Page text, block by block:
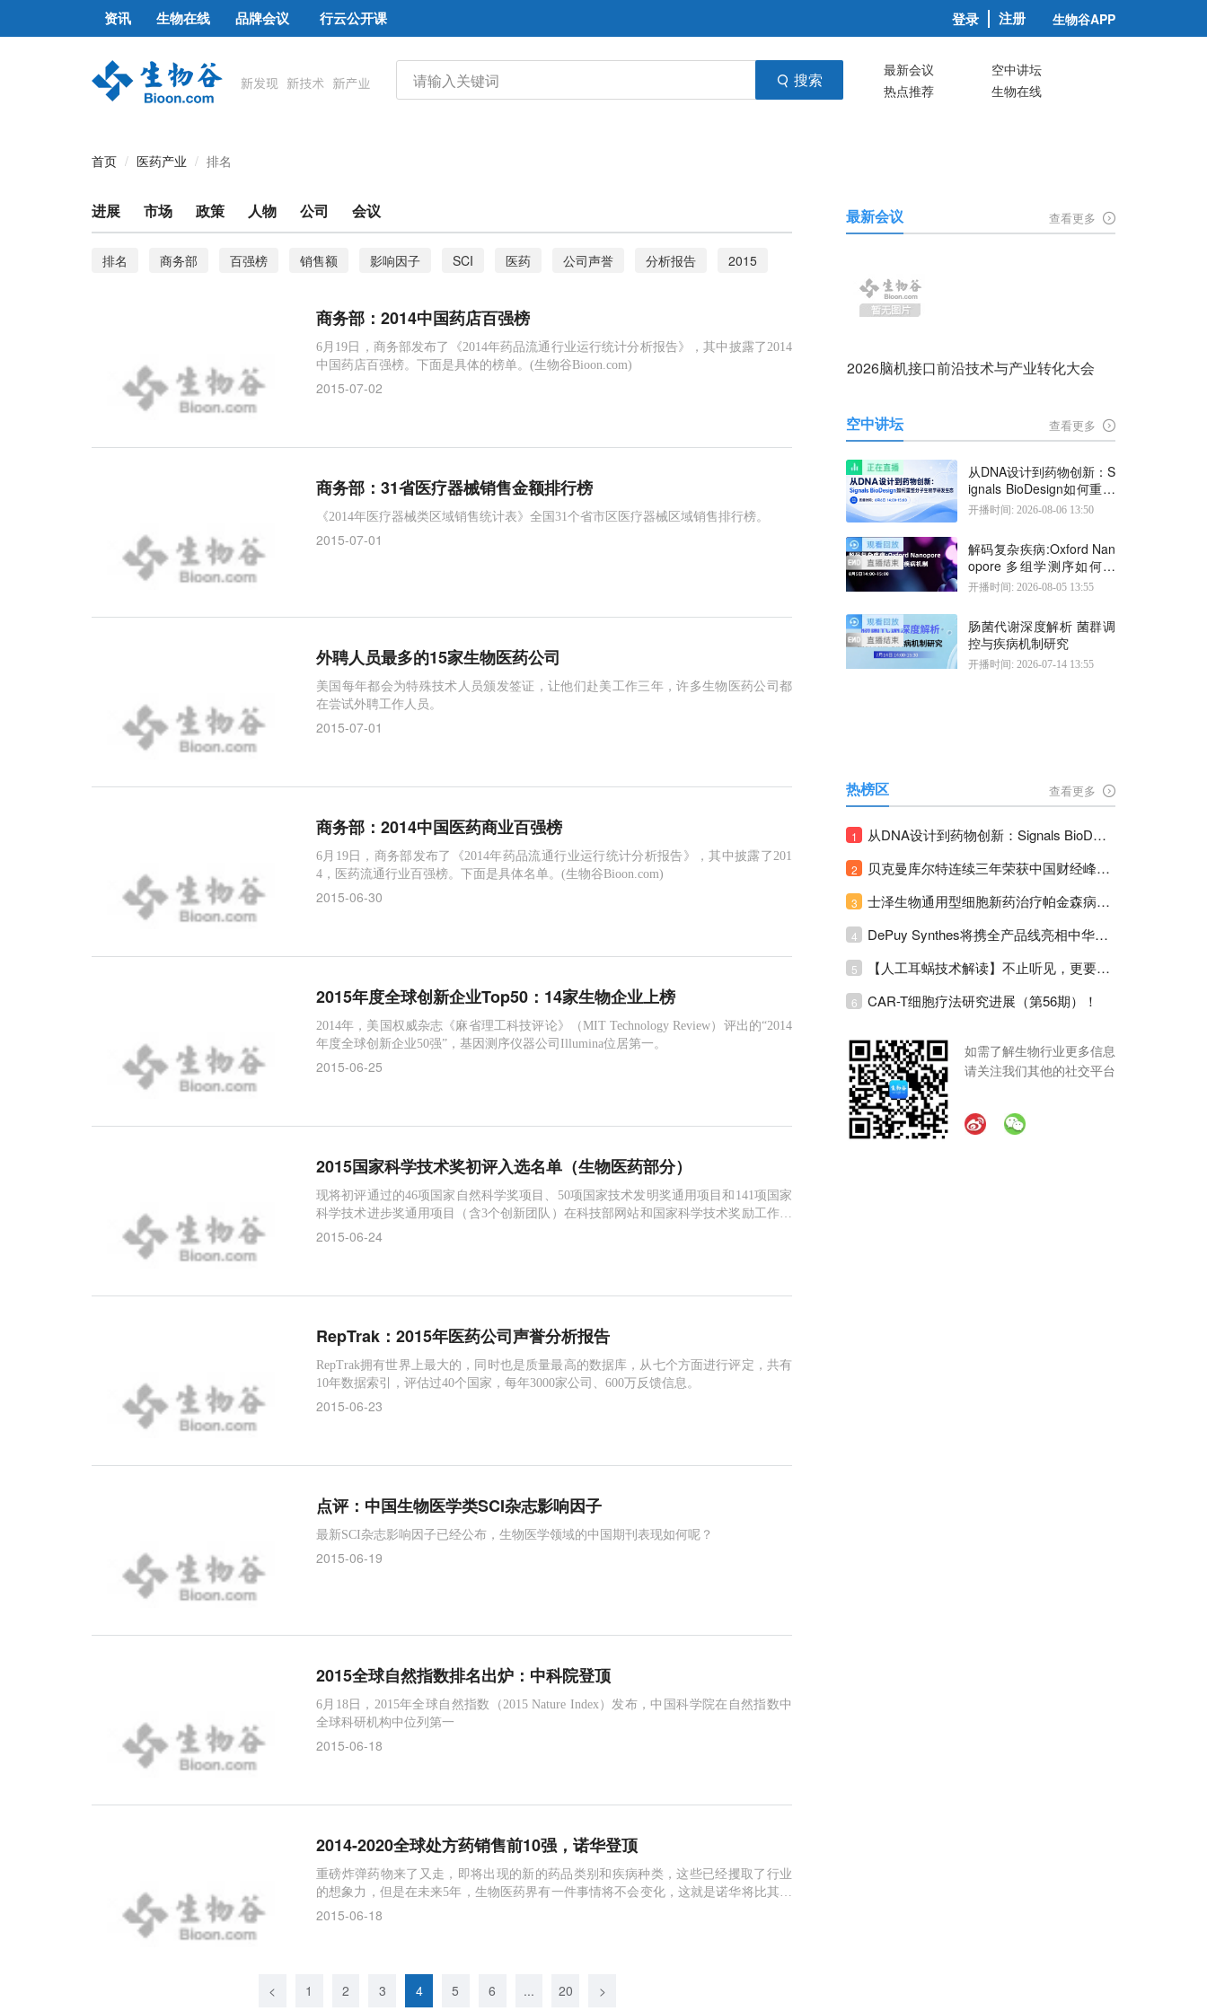
资讯 生物在线 品牌会议 行云公开课 登录 注册 生物谷APP
搜索 最新会议
空中讲坛
热点推荐
生物在线
首页 医药产业 排名
进展 市场 政策 人物 公司 会议
排名 商务部 百强榜 销售额 影响因子 SCI 医药 公司声誉 分析报告
2015
医药商业 科技进步 麻省理工科技评论
自然科学
商务部：2014中国药店百强榜
6月19日，商务部发布了《2014年药品流通行业运行统计分析报告》，其中披露了2014
中国药店百强榜。下面是具体的榜单。(生物谷Bioon.com)
2015-07-02
商务部：31省医疗器械销售金额排行榜
《2014年医疗器械类区域销售统计表》全国31个省市区医疗器械区域销售排行榜。
2015-07-01
外聘人员最多的15家生物医药公司
美国每年都会为特殊技术人员颁发签证，让他们赴美工作三年，许多生物医药公司都
在尝试外聘工作人员。
2015-07-01
商务部：2014中国医药商业百强榜
6月19日，商务部发布了《2014年药品流通行业运行统计分析报告》，其中披露了201
4，医药流通行业百强榜。下面是具体名单。(生物谷Bioon.com)
2015-06-30
2015年度全球创新企业Top50：14家生物企业上榜
2014年，美国权威杂志《麻省理工科技评论》（MIT Technology Review）评出的“2014
年度全球创新企业50强”，基因测序仪器公司Illumina位居第一。
2015-06-25
2015国家科学技术奖初评入选名单（生物医药部分）
现将初评通过的46项国家自然科学奖项目、50项国家技术发明奖通用项目和141项国家
科学技术进步奖通用项目（含3个创新团队）在科技部网站和国家科学技术奖励工作办
公室网站公布。
2015-06-24
RepTrak：2015年医药公司声誉分析报告
RepTrak拥有世界上最大的，同时也是质量最高的数据库，从七个方面进行评定，共有
10年数据索引，评估过40个国家，每年3000家公司、600万反馈信息。
2015-06-23
点评：中国生物医学类SCI杂志影响因子
最新SCI杂志影响因子已经公布，生物医学领域的中国期刊表现如何呢？
2015-06-19
2015全球自然指数排名出炉：中科院登顶
6月18日，2015年全球自然指数（2015 Nature Index）发布，中国科学院在自然指数中
全球科研机构中位列第一
2015-06-18
2014-2020全球处方药销售前10强，诺华登顶
重磅炸弹药物来了又走，即将出现的新的药品类别和疾病种类，这些已经攫取了行业
的想象力，但是在未来5年，生物医药界有一件事情将不会变化，这就是诺华将比其他
公司销售更多的处方药。
2015-06-18
< 1 2 3 4 5 6 ... 20 >
最新会议 查看更多
2026脑机接口前沿技术与产业转化大会
空中讲坛 查看更多
从DNA设计到药物创新：S
ignals BioDesign如何重塑
分子生物学研发生态
开播时间: 2026-08-06 13:50
解码复杂疾病:Oxford Nan
opore 多组学测序如何揭
示疾病机制
开播时间: 2026-08-05 13:55
肠菌代谢深度解析 菌群调
控与疾病机制研究
开播时间: 2026-07-14 13:55
热榜区 查看更多
1 从DNA设计到药物创新：Signals BioDesign如何重塑分子生物学研发生态！
2 贝克曼库尔特连续三年荣获中国财经峰会三项大奖！
3 士泽生物通用型细胞新药治疗帕金森病注册临床II期全部入组完成！
4 DePuy Synthes将携全产品线亮相中华医学会运动医疗分会大会，加码布局中国运动医学创新赛道！
5 【人工耳蜗技术解读】不止听见，更要听见未来 ---- 智能耳蜗，开启人工耳蜗技术新纪元！
6 CAR-T细胞疗法研究进展（第56期）！
如需了解生物行业更多信息
请关注我们其他的社交平台